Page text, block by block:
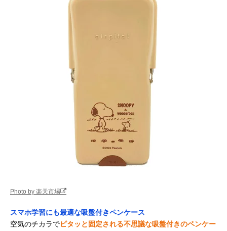
Photo by 楽天市場
スマホ学習にも最適な吸盤付きペンケース
空気のチカラでピタッと固定される不思議な吸盤付きのペンケー